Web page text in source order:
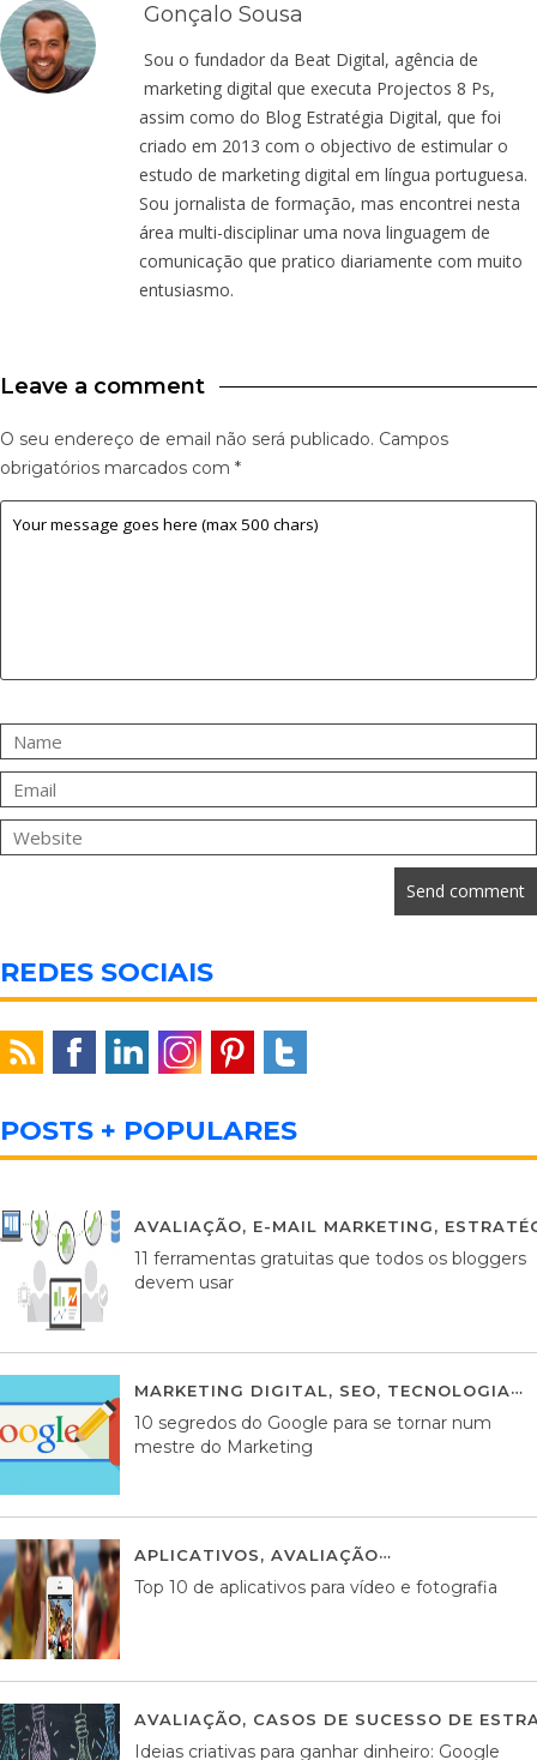
Gonçalo Sousa
Sou o fundador da Beat Digital, agência de
marketing digital que executa Projectos 8 Ps,
assim como do Blog Estratégia Digital, que foi
criado em 2013 com o objectivo de estimular o
estudo de marketing digital em língua portuguesa.
Sou jornalista de formação, mas encontrei nesta
área multi-disciplinar uma nova linguagem de
comunicação que pratico diariamente com muito
entusiasmo.
Leave a comment
O seu endereço de email não será publicado. Campos
obrigatórios marcados com *
REDES SOCIAIS
POSTS + POPULARES
AVALIAÇÃO, E-MAIL MARKETING,
11 ferramentas gratuitas que todos os bloggers
devem usar
MARKETING DIGITAL, SEO, TECNOLOGIA
10 segredos do Google para se tornar num
mestre do Marketing
APLICATIVOS, AVALIAÇÃO
Top 10 de aplicativos para vídeo e fotografia
AVALIAÇÃO, CASOS DE SUCESSO DE
Ideias criativas para ganhar dinheiro: Google